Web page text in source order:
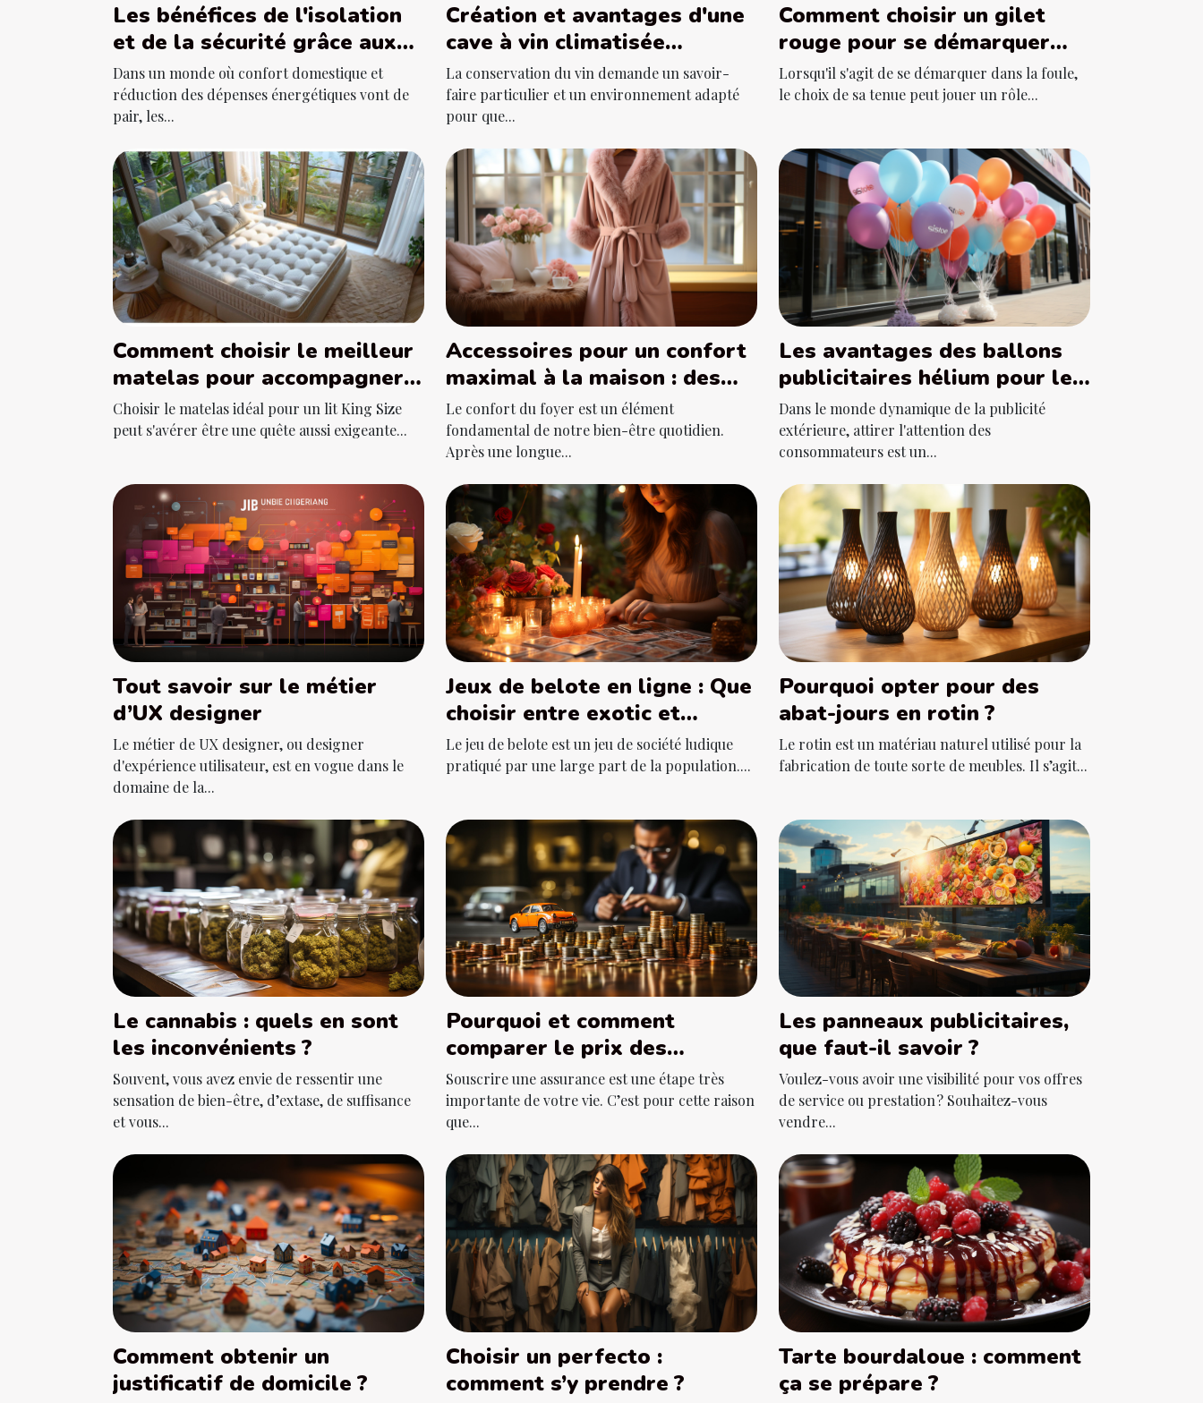
Les bénéfices de l'isolation
et de la sécurité grâce aux
volets roulants
Dans un monde où confort domestique et
réduction des dépenses énergétiques vont de
pair, les...
Création et avantages d'une
cave à vin climatisée
intégrée en cuisine
La conservation du vin demande un savoir-
faire particulier et un environnement adapté
pour que...
Comment choisir un gilet
rouge pour se démarquer
lors d'événements spéciaux
Lorsqu'il s'agit de se démarquer dans la foule,
le choix de sa tenue peut jouer un rôle...
Comment choisir le meilleur
matelas pour accompagner
votre lit King Size : conseils
et recommandations
Choisir le matelas idéal pour un lit King Size
peut s'avérer être une quête aussi exigeante...
Accessoires pour un confort
maximal à la maison : des
peignoirs aux chaussons
Le confort du foyer est un élément
fondamental de notre bien-être quotidien.
Après une longue...
Les avantages des ballons
publicitaires hélium pour les
points de vente en extérieur.
Dans le monde dynamique de la publicité
extérieure, attirer l'attention des
consommateurs est un...
Tout savoir sur le métier
d’UX designer
Le métier de UX designer, ou designer
d'expérience utilisateur, est en vogue dans le
domaine de la...
Jeux de belote en ligne : Que
choisir entre exotic et
ludicash ?
Le jeu de belote est un jeu de société ludique
pratiqué par une large part de la population....
Pourquoi opter pour des
abat-jours en rotin ?
Le rotin est un matériau naturel utilisé pour la
fabrication de toute sorte de meubles. Il s’agit...
Le cannabis : quels en sont
les inconvénients ?
Souvent, vous avez envie de ressentir une
sensation de bien-être, d’extase, de suffisance
et vous...
Pourquoi et comment
comparer le prix des
contrats d’assurance ?
Souscrire une assurance est une étape très
importante de votre vie. C’est pour cette raison
que...
Les panneaux publicitaires,
que faut-il savoir ?
Voulez-vous avoir une visibilité pour vos offres
de service ou prestation ? Souhaitez-vous
vendre...
Comment obtenir un
justificatif de domicile ?
Choisir un perfecto :
comment s’y prendre ?
Tarte bourdaloue : comment
ça se prépare ?